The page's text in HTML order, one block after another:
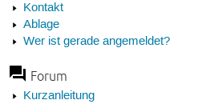
Kontakt
Ablage
Wer ist gerade angemeldet?
Forum
Kurzanleitung